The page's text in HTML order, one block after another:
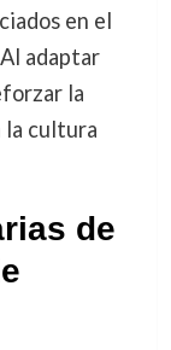
en el
adaptar
la
la cultura
de